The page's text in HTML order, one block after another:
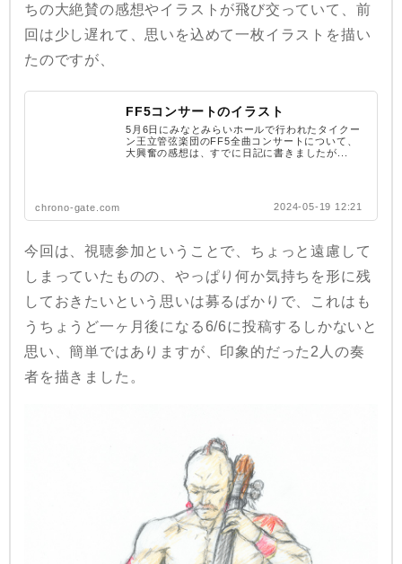
ちの大絶賛の感想やイラストが飛び交っていて、前
回は少し遅れて、思いを込めて一枚イラストを描い
たのですが、
FF5コンサートのイラスト
5月6日にみなとみらいホールで行われたタイクー
ン王立管弦楽団のFF5全曲コンサートについて、
大興奮の感想は、すでに日記に書きましたが...
chrono-gate.com 2024-05-19 12:21
今回は、視聴参加ということで、ちょっと遠慮して
しまっていたものの、やっぱり何か気持ちを形に残
しておきたいという思いは募るばかりで、これはも
うちょうど一ヶ月後になる6/6に投稿するしかないと
思い、簡単ではありますが、印象的だった2人の奏
者を描きました。